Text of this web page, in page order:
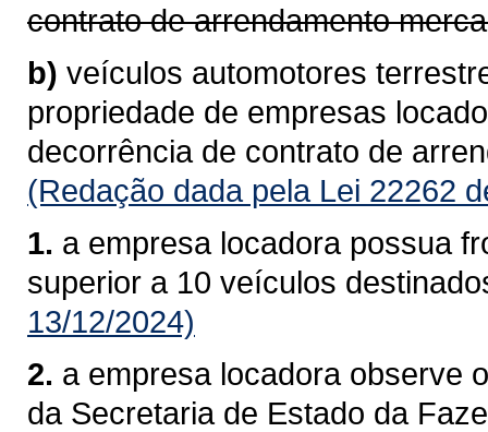
contrato de arrendamento
b) veículos automotores
propriedade de empresas
decorrência de contrato de
(Redação dada pela Lei 22262
1. a empresa locadora possua
superior a 10 veículos
13/12/2024)
2. a empresa locadora observe
da Secretaria de Estado da